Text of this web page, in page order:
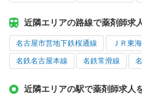
近隣エリアの路線で薬剤師求
名古屋市営地下鉄桜通線 ＪＲ東
名鉄名古屋本線 名鉄常滑線
近隣エリアの駅で薬剤師求人